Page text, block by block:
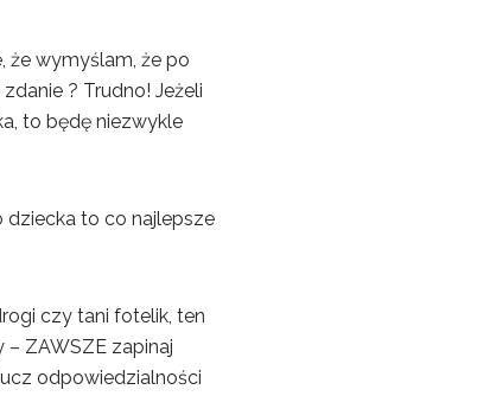
że wymyślam, że po
? Trudno! Jeżeli
to będę niezwykle
dziecka to co najlepsze
czy tani fotelik, ten
ZAWSZE zapinaj
odpowiedzialności